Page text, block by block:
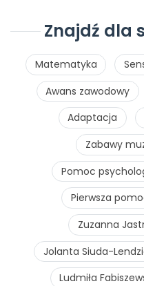
Znajdź dla
Matematyka
Awans zawodowy
Adaptacja
Zabawy
Pomoc
Pierwsza
Zuzanna
Jolanta Siuda-
Ludmiła